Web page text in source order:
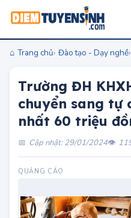
Trang chủ Đào tạo - Dạy nghề
Trường ĐH
chuyển sang tự
nhất 60 triệu
Cập nhật: 29/01/2024